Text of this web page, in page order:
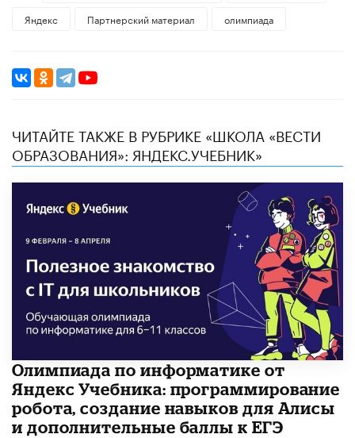
Яндекс
Партнерский материал олимпиада
ЧИТАЙТЕ ТАКЖЕ В РУБРИКЕ «ШКОЛА «ВЕСТИ
ОБРАЗОВАНИЯ»: ЯНДЕКС.УЧЕБНИК»
Олимпиада по информатике от
Яндекс Учебника: программирование
робота, создание навыков для Алисы
и дополнительные баллы к ЕГЭ